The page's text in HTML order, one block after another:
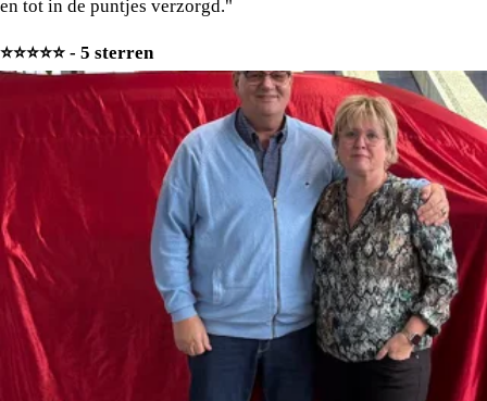
en tot in de puntjes verzorgd."
⭐️⭐️⭐️⭐️⭐️ - 5 sterren